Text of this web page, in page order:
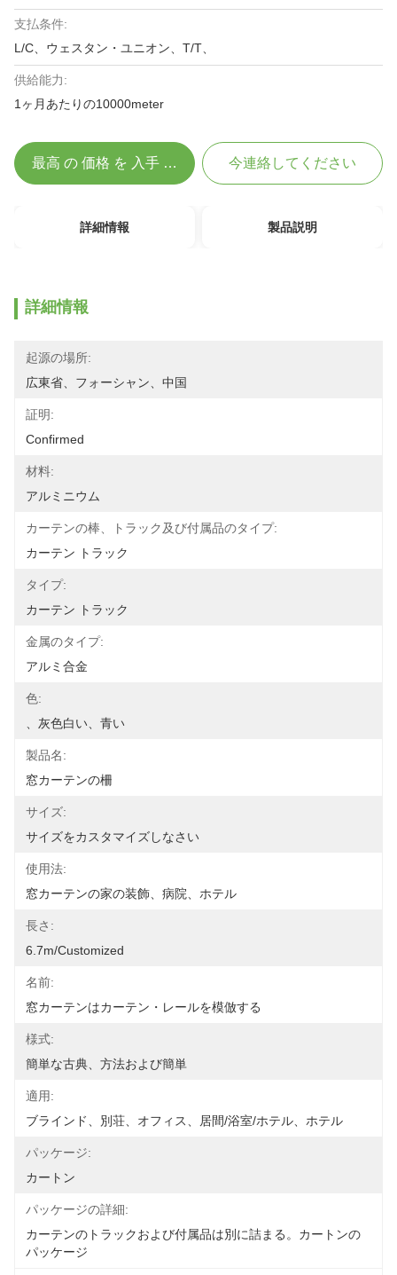
支払条件:
L/C、ウェスタン・ユニオン、T/T、
供給能力:
1ヶ月あたりの10000meter
最高 の 価格 を 入手 する 今連絡してください
詳細情報 製品説明
詳細情報
起源の場所:
広東省、フォーシャン、中国
証明:
Confirmed
材料:
アルミニウム
カーテンの棒、トラック及び付属品のタイプ:
カーテン トラック
タイプ:
カーテン トラック
金属のタイプ:
アルミ合金
色:
、灰色白い、青い
製品名:
窓カーテンの柵
サイズ:
サイズをカスタマイズしなさい
使用法:
窓カーテンの家の装飾、病院、ホテル
長さ:
6.7m/customized
名前:
窓カーテンはカーテン・レールを模倣する
様式:
簡単な古典、方法および簡単
適用:
ブラインド、別荘、オフィス、居間/浴室/ホテル、ホテル
パッケージ:
カートン
パッケージの詳細:
カーテンのトラックおよび付属品は別に詰まる。カートンの
パッケージ